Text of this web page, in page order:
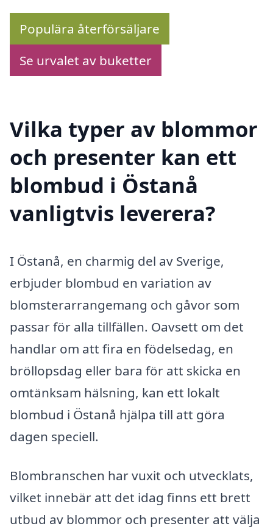
Populära återförsäljare
Se urvalet av buketter
Vilka typer av blommor
och presenter kan ett
blombud i Östanå
vanligtvis leverera?
I Östanå, en charmig del av Sverige,
erbjuder blombud en variation av
blomsterarrangemang och gåvor som
passar för alla tillfällen. Oavsett om det
handlar om att fira en födelsedag, en
bröllopsdag eller bara för att skicka en
omtänksam hälsning, kan ett lokalt
blombud i Östanå hjälpa till att göra
dagen speciell.
Blombranschen har vuxit och utvecklats,
vilket innebär att det idag finns ett brett
utbud av blommor och presenter att välja